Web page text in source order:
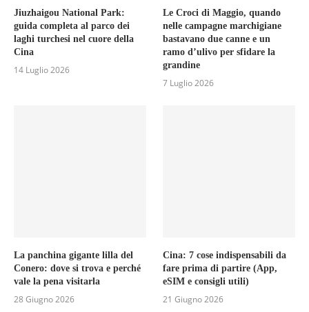
Jiuzhaigou National Park:
guida completa al parco dei
laghi turchesi nel cuore della
Cina
14 Luglio 2026
Le Croci di Maggio, quando
nelle campagne marchigiane
bastavano due canne e un
ramo d’ulivo per sfidare la
grandine
7 Luglio 2026
La panchina gigante lilla del
Conero: dove si trova e perché
vale la pena visitarla
28 Giugno 2026
Cina: 7 cose indispensabili da
fare prima di partire (App,
eSIM e consigli utili)
21 Giugno 2026